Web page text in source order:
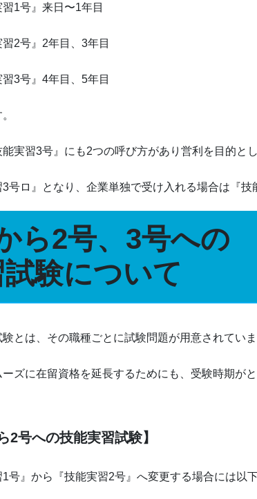
習1号』来日〜1年目
習2号』2年目、3年目
習3号』4年目、5年目
能実習3号』にも2つの呼び方があり営利を目的と
3号ロ』となり、企業単独で受け入れる場合は『技
ら2号、3号への
験について
とは、その職種ごとに試験問題が用意されていま
ーズに在留資格を延長するためにも、受験時期が
2号への技能実習試験】
1号』から『技能実習2号』へ変更する場合には以